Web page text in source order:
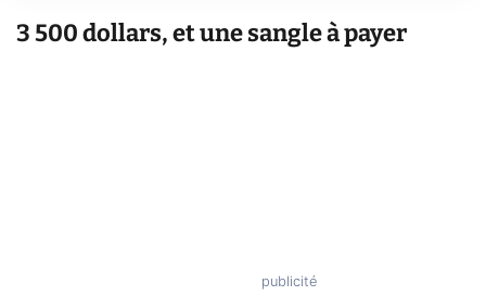
3 500 dollars, et une sangle à payer